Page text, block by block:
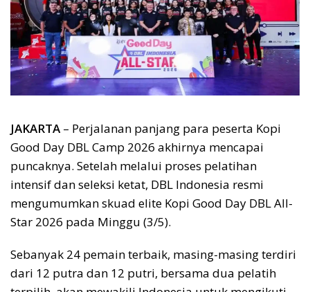
JAKARTA – Perjalanan panjang para peserta Kopi
Good Day DBL Camp 2026 akhirnya mencapai
puncaknya. Setelah melalui proses pelatihan
intensif dan seleksi ketat, DBL Indonesia resmi
mengumumkan skuad elite Kopi Good Day DBL All-
Star 2026 pada Minggu (3/5).
Sebanyak 24 pemain terbaik, masing-masing terdiri
dari 12 putra dan 12 putri, bersama dua pelatih